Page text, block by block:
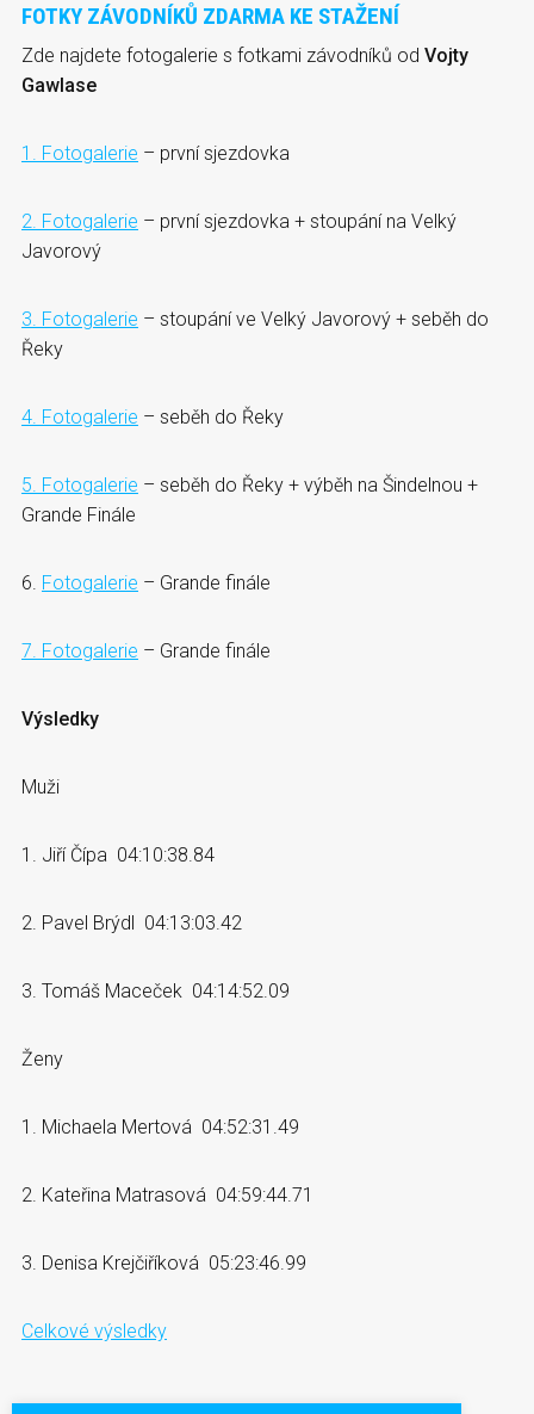
FOTKY ZÁVODNÍKŮ ZDARMA KE STAŽENÍ
Zde najdete fotogalerie s fotkami závodníků od Vojty
Gawlase
1. Fotogalerie – první sjezdovka
2. Fotogalerie – první sjezdovka + stoupání na Velký
Javorový
3. Fotogalerie – stoupání ve Velký Javorový + seběh do
Řeky
4. Fotogalerie – seběh do Řeky
5. Fotogalerie – seběh do Řeky + výběh na Šindelnou +
Grande Finále
6. Fotogalerie – Grande finále
7. Fotogalerie – Grande finále
Výsledky
Muži
1. Jiří Čípa 04:10:38.84
2. Pavel Brýdl 04:13:03.42
3. Tomáš Maceček 04:14:52.09
Ženy
1. Michaela Mertová 04:52:31.49
2. Kateřina Matrasová 04:59:44.71
3. Denisa Krejčiříková 05:23:46.99
Celkové výsledky